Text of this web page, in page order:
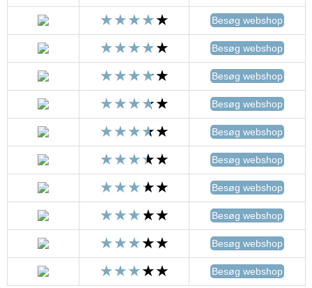
Besøg webshop
Besøg webshop
Besøg webshop
Besøg webshop
Besøg webshop
Besøg webshop
Besøg webshop
Besøg webshop
Besøg webshop
Besøg webshop